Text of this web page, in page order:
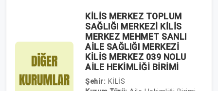
KİLİS MERKEZ TOPLUM
SAĞLIĞI MERKEZİ KİLİS
MERKEZ MEHMET SANLI
AİLE SAĞLIĞI MERKEZİ
KİLİS MERKEZ 039 NOLU
AİLE HEKİMLİĞİ BİRİMİ
Şehir: KİLİS